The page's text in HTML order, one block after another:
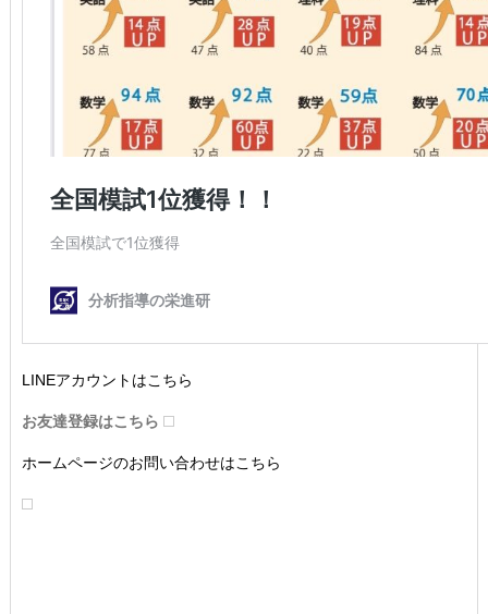
LINEアカウントはこちら
お友達登録はこちら
ホームページのお問い合わせはこちら